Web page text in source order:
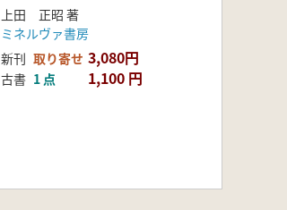
上田 正昭 著
ミネルヴァ書房
新刊 取り寄せ 3,080円
古書 1 点 1,100 円